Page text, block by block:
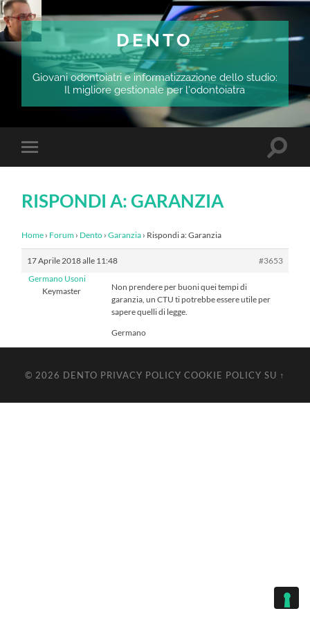
DENTO
Giovani odontoiatri e informatizzazione dello studio:
Il migliore gestionale per l'odontoiatra
Attiva/disattiva
il
dispositivi
RISPONDI A: GARANZIA
Home › Forum › Dento › Garanzia › Rispondi a: Garanzia
17 Aprile 2018 alle 11:48
#3653
Germano Usoni
Keymaster
Non prendere per buoni quei tempi di
garanzia, un CTU ti potrebbe essere utile per
sapere quelli di legge.
Germano
© 2026 DENTO PRIVACY POLICY COOKIE POLICY SU ↑